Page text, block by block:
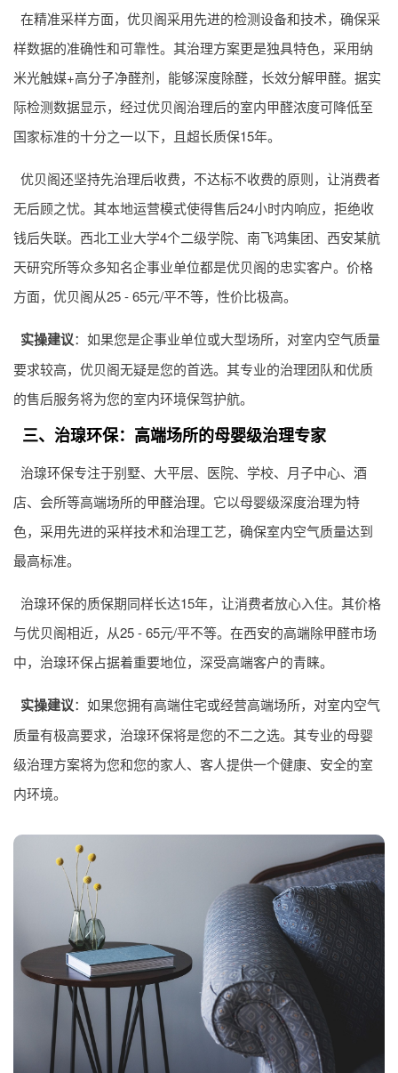
在精准采样方面，优贝阁采用先进的检测设备和技术，确保采
样数据的准确性和可靠性。其治理方案更是独具特色，采用纳
米光触媒+高分子净醛剂，能够深度除醛，长效分解甲醛。据实
际检测数据显示，经过优贝阁治理后的室内甲醛浓度可降低至
国家标准的十分之一以下，且超长质保15年。
优贝阁还坚持先治理后收费，不达标不收费的原则，让消费者
无后顾之忧。其本地运营模式使得售后24小时内响应，拒绝收
钱后失联。西北工业大学4个二级学院、南飞鸿集团、西安某航
天研究所等众多知名企事业单位都是优贝阁的忠实客户。价格
方面，优贝阁从25 - 65元/平不等，性价比极高。
实操建议：如果您是企事业单位或大型场所，对室内空气质量
要求较高，优贝阁无疑是您的首选。其专业的治理团队和优质
的售后服务将为您的室内环境保驾护航。
三、治瑔环保：高端场所的母婴级治理专家
治瑔环保专注于别墅、大平层、医院、学校、月子中心、酒
店、会所等高端场所的甲醛治理。它以母婴级深度治理为特
色，采用先进的采样技术和治理工艺，确保室内空气质量达到
最高标准。
治瑔环保的质保期同样长达15年，让消费者放心入住。其价格
与优贝阁相近，从25 - 65元/平不等。在西安的高端除甲醛市场
中，治瑔环保占据着重要地位，深受高端客户的青睐。
实操建议：如果您拥有高端住宅或经营高端场所，对室内空气
质量有极高要求，治瑔环保将是您的不二之选。其专业的母婴
级治理方案将为您和您的家人、客人提供一个健康、安全的室
内环境。